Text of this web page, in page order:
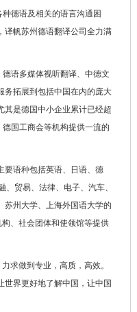
德语及相关的语言沟通困
译帆苏州德语翻译公司全力满
语多媒体视听翻译、中德文
务拓展到包括中国在内的庞大
其是德国中小企业累计已经超
国工商会等机构提供一流的
要语种包括英语、日语、德
贸易、法律、电子、汽车、
苏州大学、上海外国语大学的
、社会团体和使领馆等提供
求做到专业，高质，高效。
世界更好地了解中国，让中国